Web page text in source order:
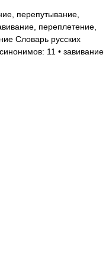
перепутывание,
переплетение,
Словарь русских
11 • завивание